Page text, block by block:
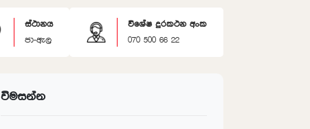
ස්ථානය
ජා-ඇල
විශේෂ දුරකථන අංක
070 500 66 22
විමසන්න